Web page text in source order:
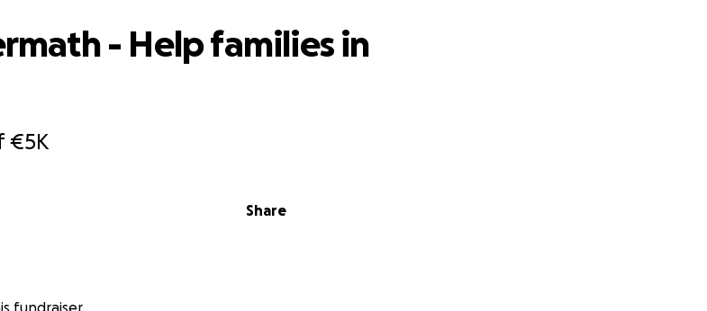
€5K
Share
- Help families in
fundraiser.